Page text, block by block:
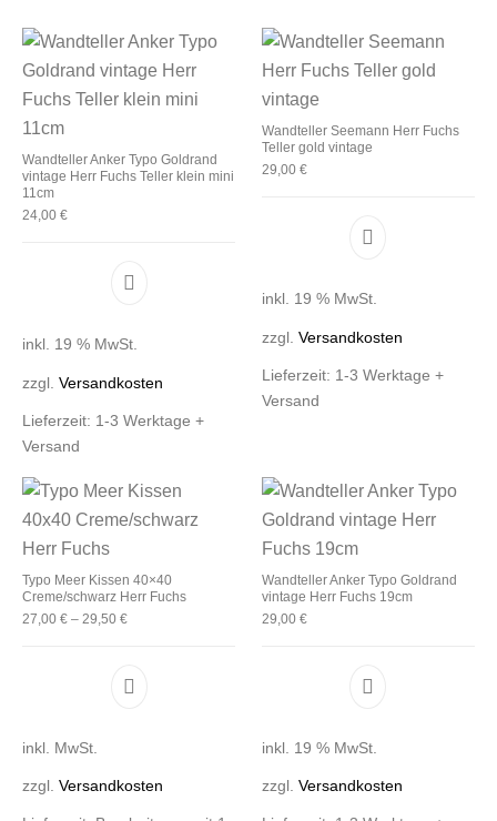
Wandteller Anker Typo Goldrand
vintage Herr Fuchs Teller klein mini
11cm
24,00€
inkl. 19 % MwSt.
zzgl.Versandkosten
Lieferzeit: 1-3 Werktage +
Versand
Wandteller Seemann Herr Fuchs
Teller gold vintage
29,00 €
inkl. 19 % MwSt.
zzgl. Versandkosten
Lieferzeit: 1-3 Werktage +
Versand
Typo Meer Kissen 40×40
Creme/schwarz Herr Fuchs
27,00€ –29,50€
Dieses Produkt weist mehrere Varianten auf.
inkl. MwSt.
zzgl.Versandkosten
Wandteller Anker Typo Goldrand
vintage Herr Fuchs 19cm
29,00 €
inkl. 19 % MwSt.
zzgl. Versandkosten